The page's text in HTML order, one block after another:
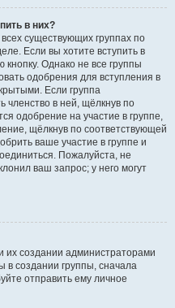
в них?
существующих группах по
Если вы хотите вступить в
Однако не все группы
одобрения для вступления в
Если группа
членство в ней, щёлкнув по
одобрение на участие в группе,
щёлкнув по соответствующей
ваше участие в группе и
Пожалуйста, не
ваш запрос; у него могут
их создании администраторами
создании группы, сначала
отправить ему личное